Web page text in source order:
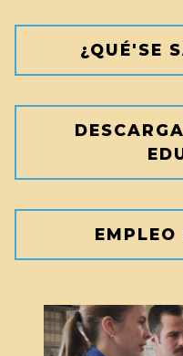
¿QUÉ'SE
EMPLEO